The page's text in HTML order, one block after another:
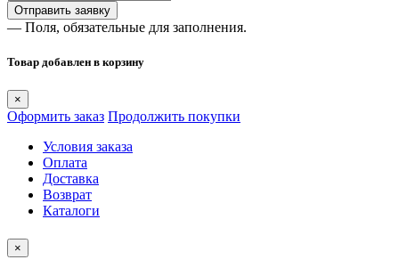
— Поля, обязательные для заполнения.
Товар добавлен в корзину
×
Оформить заказ Продолжить покупки
Условия заказа
Оплата
Доставка
Возврат
Каталоги
×